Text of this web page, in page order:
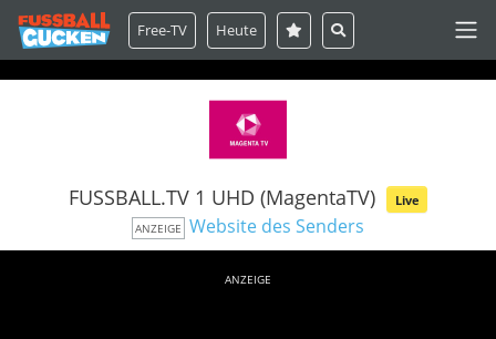
Free-TV Heute
FUSSBALL.TV 1 UHD (MagentaTV) Live
ANZEIGE Website des Senders
ANZEIGE